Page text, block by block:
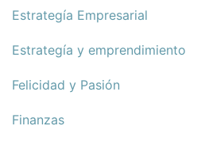
Estrategía Empresarial
Estrategía y emprendimiento
Felicidad y Pasión
Finanzas